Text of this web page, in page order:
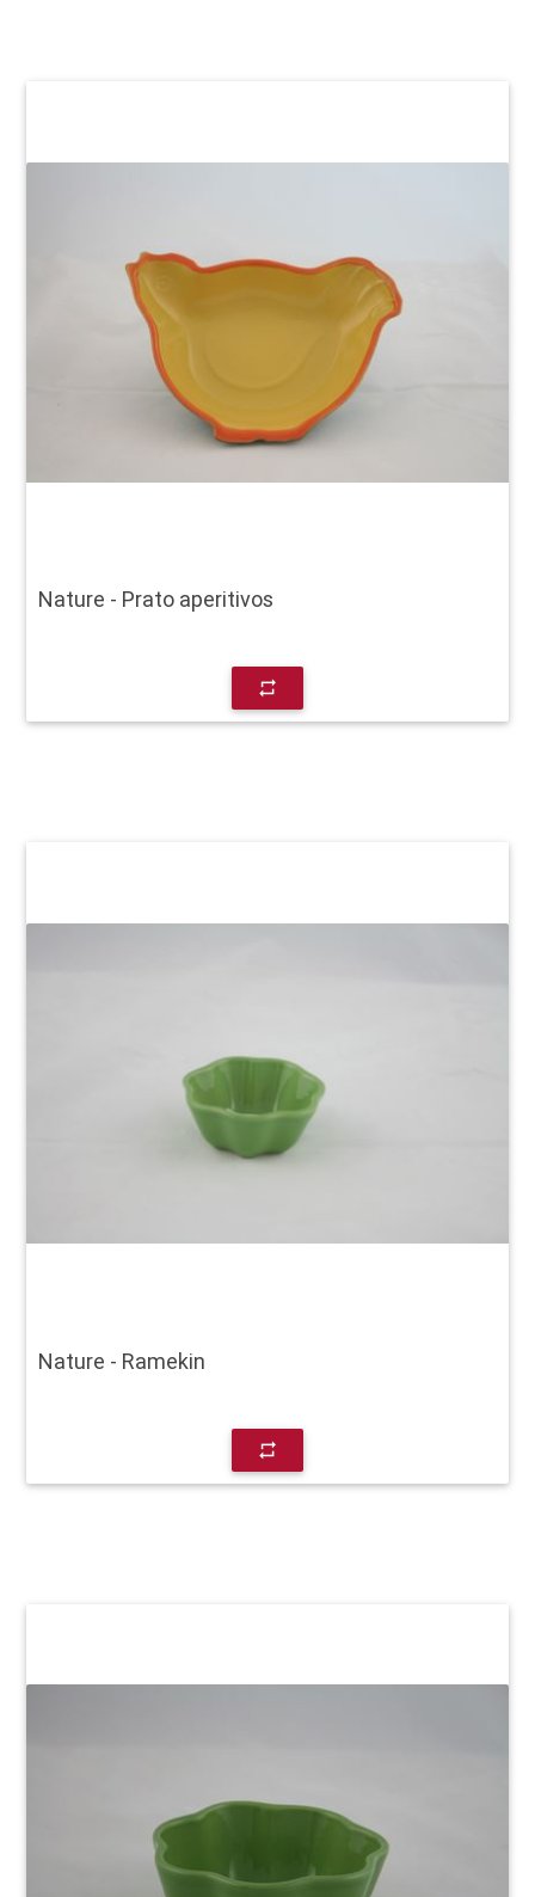
Nature - Prato aperitivos
repeat
Nature - Ramekin
repeat